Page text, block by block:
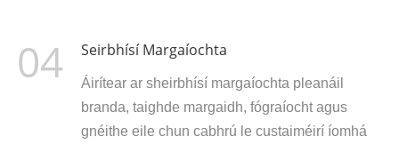
04 Seirbhísí Margaíochta
Áirítear ar sheirbhísí margaíochta pleanáil
branda, taighde margaidh, fógraíocht agus
gnéithe eile chun cabhrú le custaiméirí íomhá